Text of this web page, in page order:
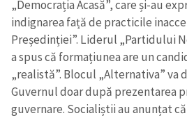
„Democrația Acasă”, care și-au
indignarea față de practicile
Președinției”. Liderul „Partidului
a spus că formațiunea are un
„realistă”. Blocul „Alternativa” va
Guvernul doar după prezentarea
guvernare. Socialiștii au anunțat
Mesajul știrei
+ Mesajul știrei
CONTACT SURSĂ
Sursă anonimă
Nume+ Numele meu